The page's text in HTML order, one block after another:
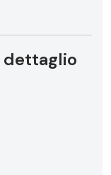
dettaglio